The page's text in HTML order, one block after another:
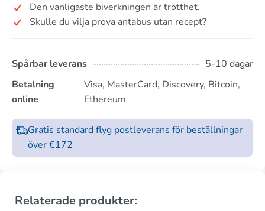
Den vanligaste biverkningen är trötthet.
Skulle du vilja prova antabus utan recept?
Spårbar leverans
5-10 dagar
Betalning
online
Visa, MasterCard, Discovery, Bitcoin,
Ethereum
Gratis standard flyg postleverans för beställningar
över €172
Relaterade produkter: